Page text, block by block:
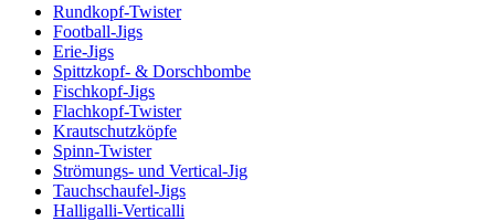
Rundkopf-Twister
Football-Jigs
Erie-Jigs
Spittzkopf- & Dorschbombe
Fischkopf-Jigs
Flachkopf-Twister
Krautschutzköpfe
Spinn-Twister
Strömungs- und Vertical-Jig
Tauchschaufel-Jigs
Halligalli-Verticalli